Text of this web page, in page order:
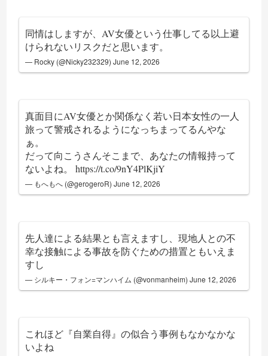
同情はしますが、AV女優という仕事してる以上避
けられないリスクだと思います。
— Rocky (@Nicky232329)June 12, 2026
真面目にAV女優とか関係なく若い日本女性の一人
旅って警戒されるようになっちまってるんやな
ぁ。
だって向こうさんそこまで、あなたの情報持って
ないよね。https://t.co/9nY4PlKjiY
— もへもへ (@gerogeroR)June 12, 2026
先人達による結果とも言えますし、現地人との不
幸な接触による事故を防ぐための措置ともいえま
すし
— シルキー・フォン=マンハイム (@vonmanheim)June 12, 2026
これほど『自業自得』の似合う事例もなかなかな
いよね